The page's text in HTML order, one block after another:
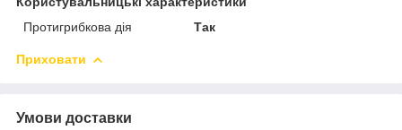
Протигрибкова дія
Так
Приховати
Умови доставки